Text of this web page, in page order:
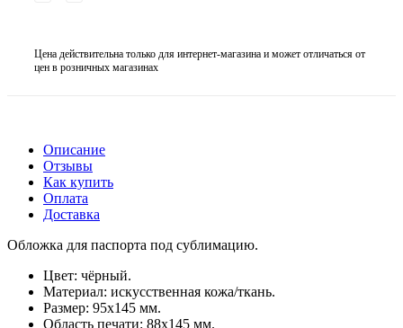
Цена действительна только для интернет-магазина и может отличаться от
цен в розничных магазинах
Описание
Отзывы
Как купить
Оплата
Доставка
Обложка для паспорта под сублимацию.
Цвет: чёрный.
Материал: искусственная кожа/ткань.
Размер: 95х145 мм.
Область печати: 88х145 мм.